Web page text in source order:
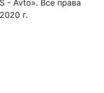
- Avto». Все права
г.